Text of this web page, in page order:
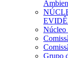
Núcleo
Grupo